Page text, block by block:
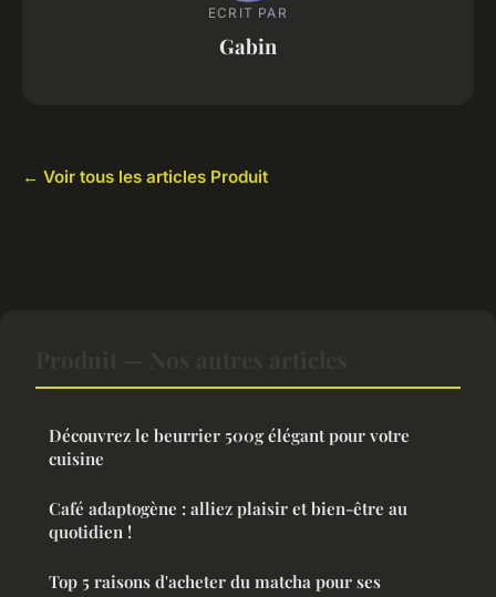
ECRIT PAR
Gabin
← Voir tous les articles Produit
Découvrez le beurrier 500g élégant pour votre
cuisine
Café adaptogène : alliez plaisir et bien-être au
quotidien !
Top 5 raisons d'acheter du matcha pour ses